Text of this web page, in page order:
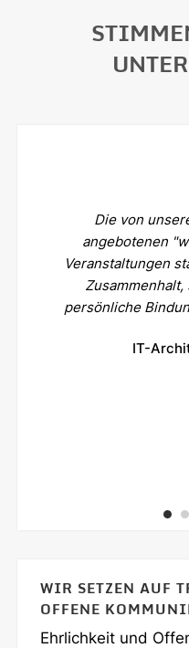
Die von
angebotenen
Veranstaltungen
persönliche
IT-
WIR SETZEN AUF
OFFENE
Ehrlichkeit und